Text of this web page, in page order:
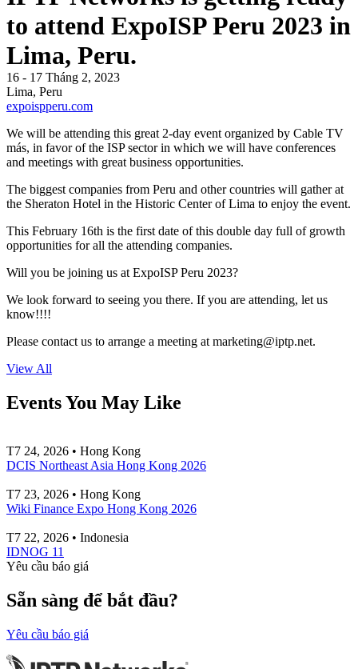
to attend ExpoISP Peru 2023 in
Lima, Peru.
16 - 17 Tháng 2, 2023
Lima, Peru
expoispperu.com
We will be attending this great 2-day event organized by Cable TV
más, in favor of the ISP sector in which we will have conferences
and meetings with great business opportunities.
The biggest companies from Peru and other countries will gather at
the Sheraton Hotel in the Historic Center of Lima to enjoy the event.
This February 16th is the first date of this double day full of growth
opportunities for all the attending companies.
Will you be joining us at ExpoISP Peru 2023?
We look forward to seeing you there. If you are attending, let us
know!!!!
Please contact us to arrange a meeting at marketing iptp.net.
View All
Events You May Like
T7 24, 2026 • Hong Kong
DCIS Northeast Asia Hong Kong 2026
T7 23, 2026 • Hong Kong
Wiki Finance Expo Hong Kong 2026
T7 22, 2026 • Indonesia
IDNOG 11
Yêu cầu báo giá
Sẵn sàng để bắt đầu?
Yêu cầu báo giá